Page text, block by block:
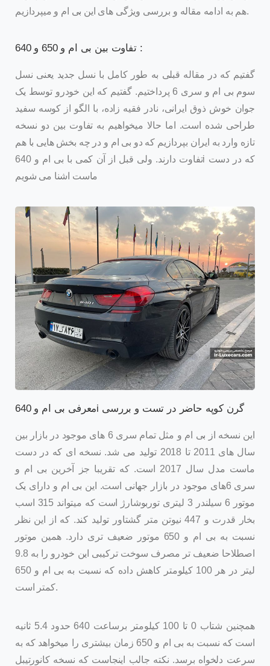
هم به ادامه مقاله و بررسی ویژگی های این بی ام و میپردازیم.
تفاوت بین بی ام و 650 و 640 :
گفتیم که در مقاله قبلی به طور کامل با نسل جدید یعنی نسل
سوم بی ام و سری 6 پرداختیم. گفتیم که این خودرو توسط یک
جوان خوش ذوق ایرانی، نادر فقیه زاده، با الگو از کوسه سفید
طراحی شده است. اما حالا میخواهیم به تفاوت بین دو نسخه
تازه وارد به ایران بپردازیم که دو بی ام و در چه بخش هایی با هم
تفاوت دارند. ولی قبل از آن کمی با بی ام و 640i که در دست
ماست اشنا می شویم
معرفی بی ام و 640i گرن کوپه حاضر در تست و بررسی
این نسخه از بی ام و مثل تمام سری 6 های موجود در بازار بین
سال های 2011 تا 2018 تولید می شد. نسخه ای که در دست
ماست مدل سال 2017 است. که تقریبا جز آخرین بی ام و
سری 6های موجود در بازار جهانی است. این بی ام و دارای یک
موتور 6 سیلندر 3 لیتری توربوشارژ است که میتواند 315 اسب
بخار قدرت و 447 نیوتن متر گشتاور تولید کند. که از این نظر
نسبت به بی ام و 650 موتور ضعیف تری دارد. همین موتور
اصطلاحا ضعیف تر مصرف سوخت ترکیبی این خودرو را به 9.8
لیتر در هر 100 کیلومتر کاهش داده که نسبت به بی ام و 650
کمتر است.
همچنین شتاب 0 تا 100 کیلومتر برساعت 640 حدود 5.4 ثانیه
است که نسبت به بی ام و 650 زمان بیشتری را میخواهد که به
سرعت دلخواه برسد. نکته جالب اینجاست که نسخه کانورتیبل